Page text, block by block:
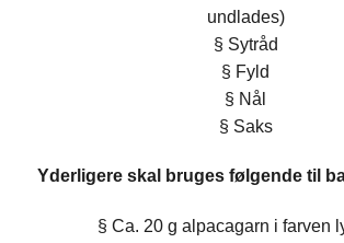
undlades)
§ Sytråd
§ Fyld
§ Nål
§ Saks
Yderligere skal bruges følgende til
§ Ca. 20 g alpacagarn i farven